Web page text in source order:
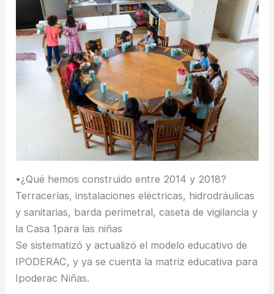
•¿Qué hemos construido entre 2014 y 2018?
Terracerías, instalaciones eléctricas, hidrodráulicas
y sanitarias, barda perimetral, caseta de vigilancia y
la Casa 1para las niñas
Se sistematizó y actualizó el modelo educativo de
IPODERAC, y ya se cuenta la matriz educativa para
Ipoderac Niñas.